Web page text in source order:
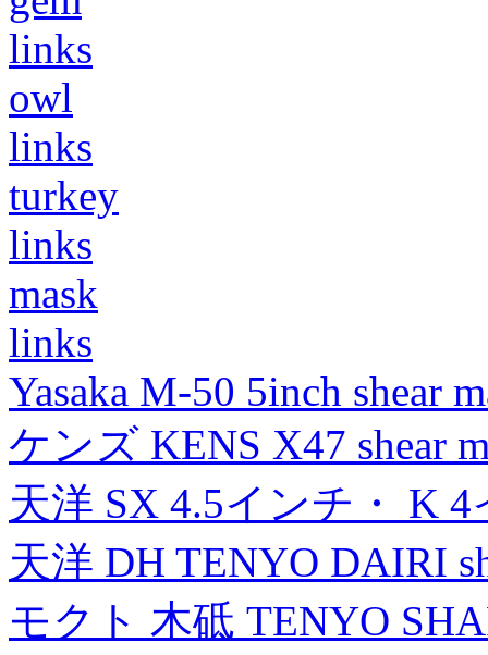
links
owl
links
turkey
links
mask
links
Yasaka M-50 5inch shear
ケンズ KENS X47 shear
天洋 SX 4.5インチ・ K
天洋 DH TENYO DAIRI
モクト 木砥 TENYO